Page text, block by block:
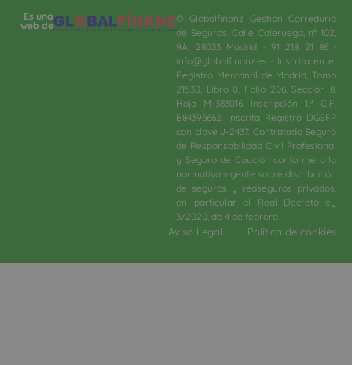
Es una
web de
© Globalfinanz Gestión Correduría
de Seguros. Calle Caleruega, nº 102,
9A, 28033 Madrid · 91 218 21 86 ·
info@globalfinanz.es · Inscrita en el
Registro Mercantil de Madrid, Tomo
21530, Libro 0, Folio 206, Sección 8,
Hoja M-383016. Inscripción 1.ª. CIF.
B84396662. Inscrita Registro DGSFP
con clave J-2437. Contratado Seguro
de Responsabilidad Civil Profesional
y Seguro de Caución conforme a la
normativa vigente sobre distribución
de seguros y reaseguros privados,
en particular al Real Decreto-ley
3/2020, de 4 de febrero.​
Aviso Legal Política de cookies